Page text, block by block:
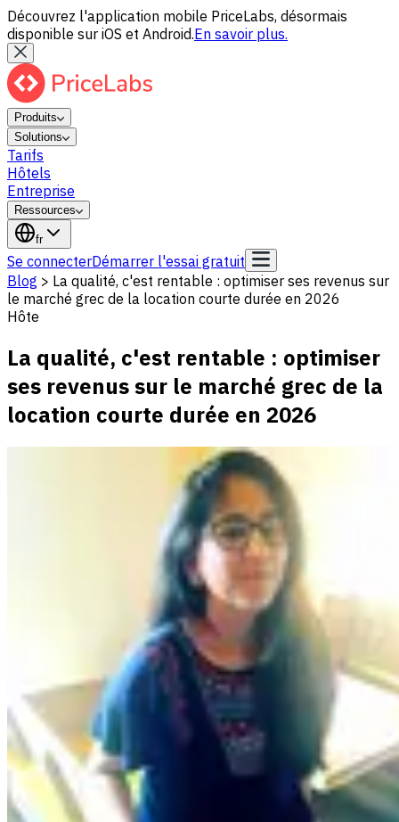
Découvrez l'application mobile PriceLabs, désormais
disponible sur iOS et Android.En savoir plus.
Produits
Solutions
Tarifs
Hôtels
Entreprise
Ressources
fr
Se connecterDémarrer l'essai gratuit
Blog > La qualité, c'est rentable : optimiser ses revenus sur
le marché grec de la location courte durée en 2026
Hôte
La qualité, c'est rentable : optimiser
ses revenus sur le marché grec de la
location courte durée en 2026